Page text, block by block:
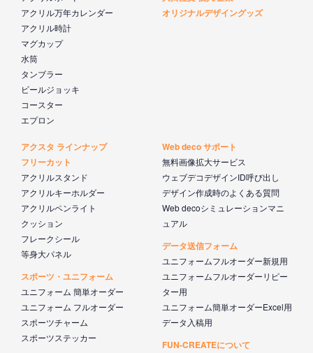
アクリル万年カレンダー
アクリル時計
マグカップ
水筒
タンブラー
ビールジョッキ
コースター
エプロン
オリジナルデザイングッズ
アクスタ ラインナップ
フリーカット
アクリルスタンド
アクリルキーホルダー
アクリルペンライト
クッション
フレークシール
等身大パネル
スポーツ・ユニフォーム
ユニフォーム 簡単オーダー
ユニフォーム フルオーダー
スポーツチャーム
スポーツステッカー
Web deco サポート
無料画像拡大サービス
ウェブデコデザインID呼び出し
デザイン作成時のよくある質問
Web decoシミュレーションマニ
ュアル
データ送信フォーム
ユニフォームフルオーダー新規用
ユニフォームフルオーダーリピー
ター用
ユニフォーム簡単オーダーExcel用
データ入稿用
FUN-CREATEについて